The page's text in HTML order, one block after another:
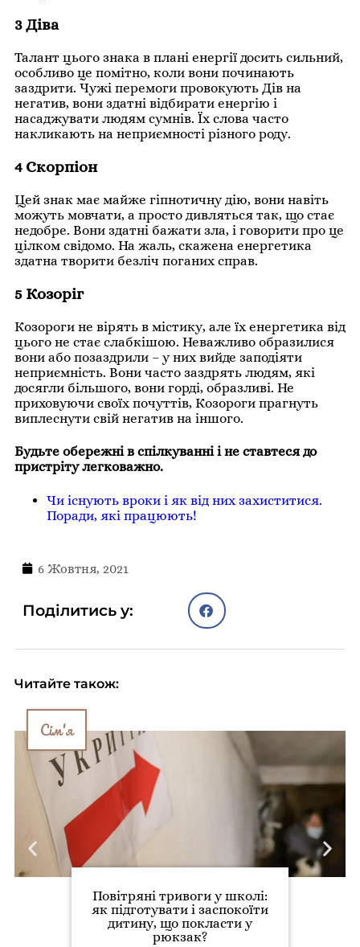
3 Діва
Талант цього знака в плані енергії досить сильний,
особливо це помітно, коли вони починають
заздрити. Чужі перемоги провокують Дів на
негатив, вони здатні відбирати енергію і
насаджувати людям сумнів. Їх слова часто
накликають на неприємності різного роду.
4 Скорпіон
Цей знак має майже гіпнотичну дію, вони навіть
можуть мовчати, а просто дивляться так, що стає
недобре. Вони здатні бажати зла, і говорити про це
цілком свідомо. На жаль, скажена енергетика
здатна творити безліч поганих справ.
5 Козоріг
Козороги не вірять в містику, але їх енергетика від
цього не стає слабкішою. Неважливо образилися
вони або позаздрили – у них вийде заподіяти
неприємність. Вони часто заздрять людям, які
досягли більшого, вони горді, образливі. Не
приховуючи своїх почуттів, Козороги прагнуть
виплеснути свій негатив на іншого.
Будьте обережні в спілкуванні і не ставтеся до
пристріту легковажно.
Чи існують вроки і як від них захиститися.
Поради, які працюють!
6 Жовтня, 2021
Поділитись у:
Читайте також:
Сім'я
Повітряні тривоги у школі:
як підготувати і заспокоїти
дитину, що покласти у
рюкзак?